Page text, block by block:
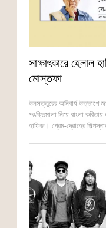
সাক্ষাৎকারে
মোস্তফা
উনসত্তুরের অনিবার্য উত্তাপে
পঙক্তিমালা নিয়ে বাংলা
হাফিজ। প্রেম-দ্রোহের